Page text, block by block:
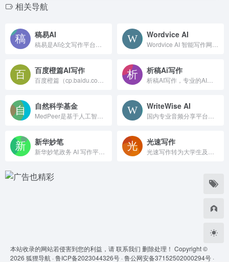
相关导航
稿易AI Wordvice AI
百度橙篇AI写作 析稿Ai写作
自然科学基金 WriteWise AI
新华妙笔 光速写作
本站收录的网站若侵害到您的利益，请联系我们 删除处理！ Copyright ©
2026 狐狸导航 ·鲁ICP备2023044326号 ·鲁公网安备37152502000294号 ·